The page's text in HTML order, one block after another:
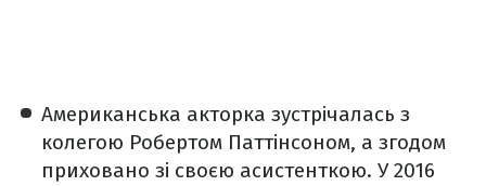
Американська акторка зустрічалась з
колегою Робертом Паттінсоном, а згодом
приховано зі своєю асистенткою. У 2016